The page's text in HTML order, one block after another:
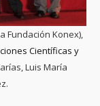
Fundación Konex),
Científicas y
Luis María